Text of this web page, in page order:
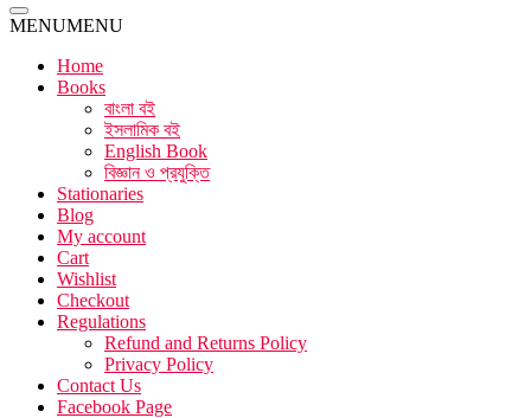
MENUMENU
Home
Books
বাংলা বই
ইসলামিক বই
English Book
বিজ্ঞান ও প্রযুক্তি
Stationaries
Blog
My account
Cart
Wishlist
Checkout
Regulations
Refund and Returns Policy
Privacy Policy
Contact Us
Facebook Page